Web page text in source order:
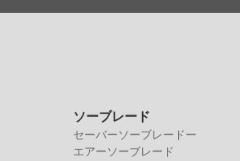
ソーブレード
セーバーソーブレードー
エアーソーブレード